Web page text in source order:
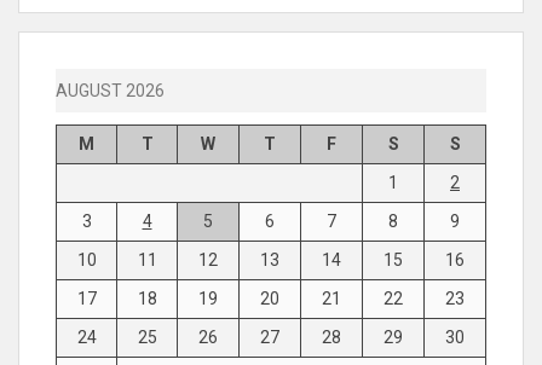
AUGUST 2026
M T W T F S
S
1
2
3
4 5 6 7 8
9
10
11 12 13 14 15
16
17
18 19 20 21 22
23
24
25 26 27 28 29
30